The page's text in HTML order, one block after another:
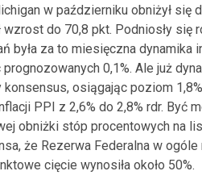
w październiku obniżył się
do 70,8 pkt. Podniosły się
była za to miesięczna dynamika
0,1%. Ale już
osiągając poziom
PPI z 2,6% do 2,8% rdr. Być
obniżki stóp procentowych na
że Rezerwa Federalna w
cięcie wynosiła około 50%.